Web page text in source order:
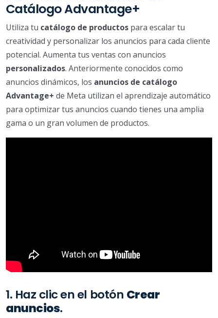
Catálogo Advantage+
Utiliza tu catálogo de productos para escalar tu
creatividad y personalizar los anuncios para cada cliente
potencial. Aumenta tus ventas con anuncios
personalizados. Anteriormente conocidos como
anuncios dinámicos, los anuncios de catálogo
Advantage+ de Meta utilizan el aprendizaje automático
para optimizar tus anuncios cuando tienes una amplia
gama o un gran volumen de productos.
1. Haz clic en el botón Crear
anuncios.